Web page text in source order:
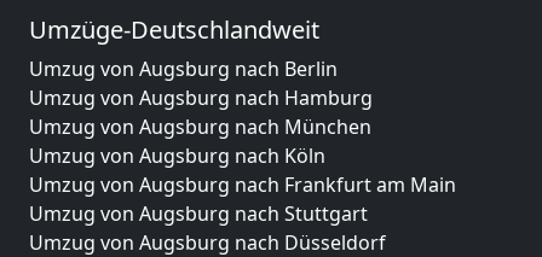
Umzüge-Deutschlandweit
Umzug von Augsburg nach Berlin
Umzug von Augsburg nach Hamburg
Umzug von Augsburg nach München
Umzug von Augsburg nach Köln
Umzug von Augsburg nach Frankfurt am Main
Umzug von Augsburg nach Stuttgart
Umzug von Augsburg nach Düsseldorf